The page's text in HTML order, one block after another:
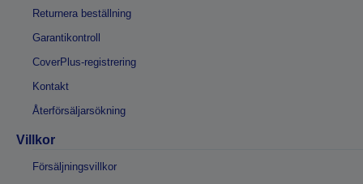
Returnera beställning
Garantikontroll
CoverPlus-registrering
Kontakt
Återförsäljarsökning
Villkor
Försäljningsvillkor